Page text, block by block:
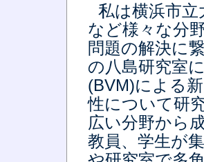
私は横浜市立
など様々な分
問題の解決に
の八島研究室
(BVM)による
性について研
広い分野から
教員、学生が